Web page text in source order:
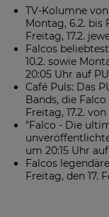
TV-Kolumne
Montag, 6.2. bis
Freitag, 17.2.
Falcos
10.2. sowie
20:05 Uhr auf
Café Puls: Das
Bands, die
Freitag, 17.2.
"Falco - Die
um 20:15 Uhr
Falcos
Freitag, den 17.